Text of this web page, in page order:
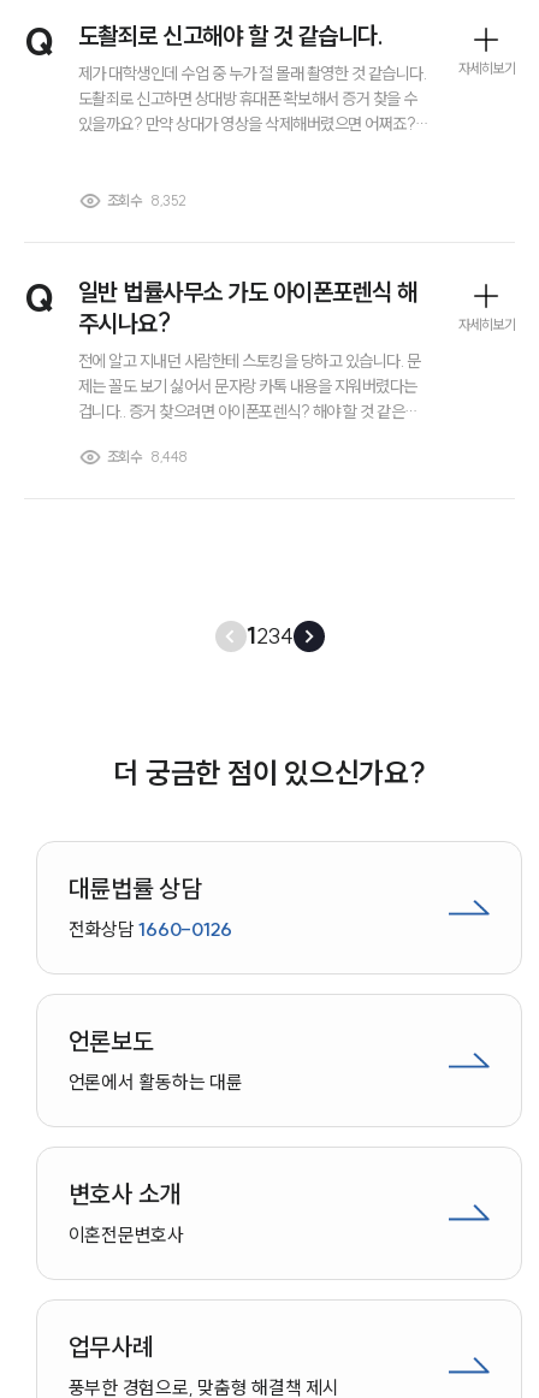
만화로 보는 사례
Q 도촬죄로 신고해야 할 것 같습니다.
제가 대학생인데 수업 중 누가 절 몰래 촬영한 것 같습니다.
도촬죄로 신고하면 상대방 휴대폰 확보해서 증거 찾을 수
있을까요? 만약 상대가 영상을 삭제해버렸으면 어쩌죠?
조회수 8,352
자세히보기
Q
일반 법률사무소 가도 아이폰포렌식 해
주시나요?
전에 알고 지내던 사람한테 스토킹을 당하고 있습니다. 문
제는 꼴도 보기 싫어서 문자랑 카톡 내용을 지워버렸다는
겁니다.. 증거 찾으려면 아이폰포렌식? 해야 할 것 같은데,
는 따로 해야하는걸까요?
조회수 8,448
자세히보기
1234
더 궁금한 점이 있으신가요?
대륜법률 상담
전화상담1660-0126
언론보도
언론에서 활동하는 대륜
변호사 소개
이혼전문변호사
업무사례
풍부한 경험으로, 맞춤형 해결책 제시